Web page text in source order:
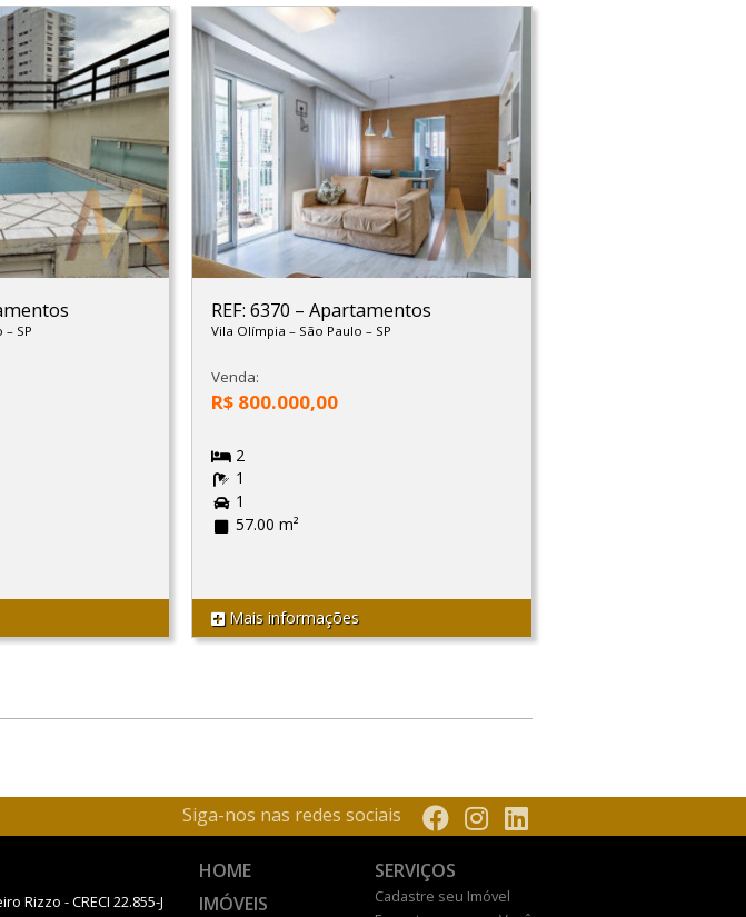
– SP
REF: 6370 –Apartamentos
Vila Olímpia– São Paulo– SP
Venda:
R$ 800.000,00
2
1
1
57.00 m²
Mais informações
Siga-nos nas redes sociais
Rizzo - CRECI 22.855-J
HOME
IMÓVEIS
SERVIÇOS
Cadastre seu Imóvel